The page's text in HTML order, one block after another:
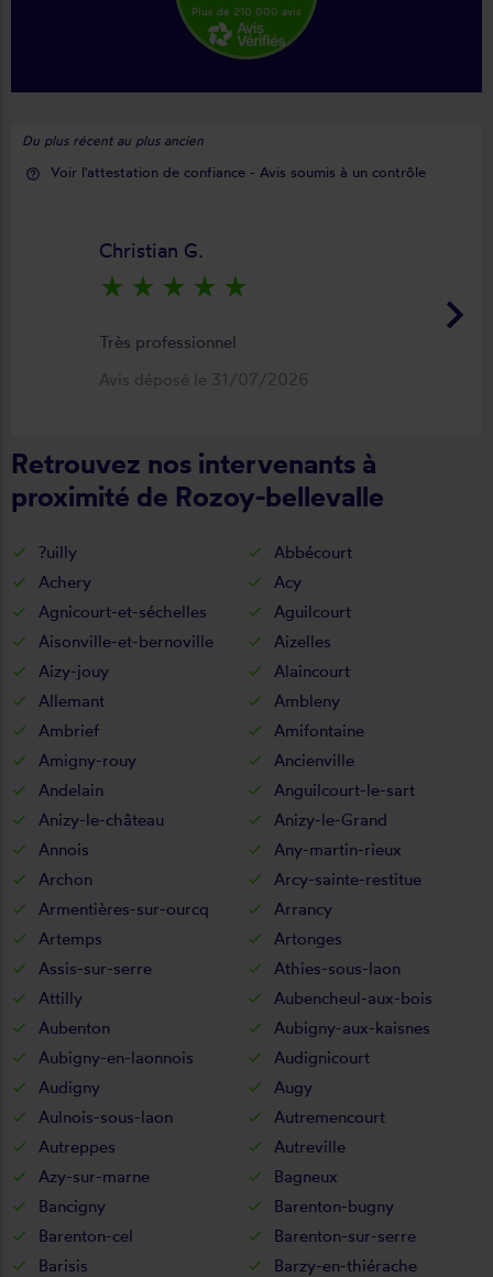
Plus de 210 000 avis
Du plus récent au plus ancien
help_outline Voir l'attestation de confiance - Avis soumis à un contrôle
keyboard_arrow_right
Christian G.
star_rate star_rate star_rate star_rate star_rate
Très professionnel
Avis déposé le 31/07/2026
Retrouvez nos intervenants à
proximité de Rozoy-bellevalle
?uilly
Abbécourt
Achery
Acy
Agnicourt-et-séchelles
Aguilcourt
Aisonville-et-bernoville
Aizelles
Aizy-jouy
Alaincourt
Allemant
Ambleny
Ambrief
Amifontaine
Amigny-rouy
Ancienville
Andelain
Anguilcourt-le-sart
Anizy-le-château
Anizy-le-Grand
Annois
Any-martin-rieux
Archon
Arcy-sainte-restitue
Armentières-sur-ourcq
Arrancy
Artemps
Artonges
Assis-sur-serre
Athies-sous-laon
Attilly
Aubencheul-aux-bois
Aubenton
Aubigny-aux-kaisnes
Aubigny-en-laonnois
Audignicourt
Audigny
Augy
Aulnois-sous-laon
Autremencourt
Autreppes
Autreville
Azy-sur-marne
Bagneux
Bancigny
Barenton-bugny
Barenton-cel
Barenton-sur-serre
Barisis
Barzy-en-thiérache